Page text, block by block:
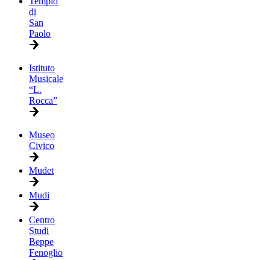
di
San
Paolo
Istituto
Musicale
“L.
Rocca”
Museo
Civico
Mudet
Mudi
Centro
Studi
Beppe
Fenoglio